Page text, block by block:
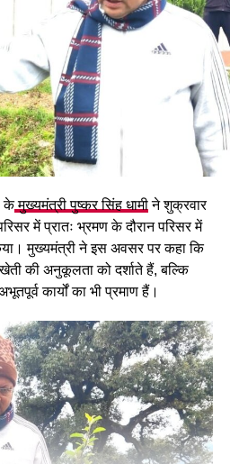
केमुख्यमंत्री पुष्कर सिंह धामीने शुक्रवार
में प्रातः भ्रमण के दौरान परिसर में
मुख्यमंत्री ने इस अवसर पर कहा कि
की अनुकूलता को दर्शाते हैं, बल्कि
कार्यों का भी प्रमाण हैं।